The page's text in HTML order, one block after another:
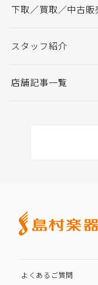
下取／買取／中古販
スタッフ紹介
店舗記事一覧
よくあるご質問